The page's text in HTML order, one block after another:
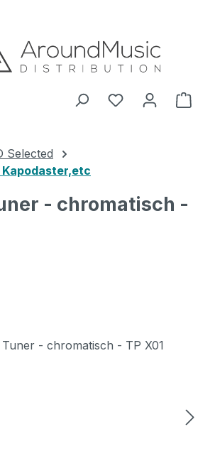
Selected
- chromatisch -